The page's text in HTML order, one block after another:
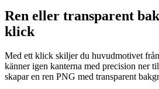
Ren eller transparent
klick
Med ett klick skiljer du huvudmotivet
känner igen kanterna med precision ner
skapar en ren PNG med transparent